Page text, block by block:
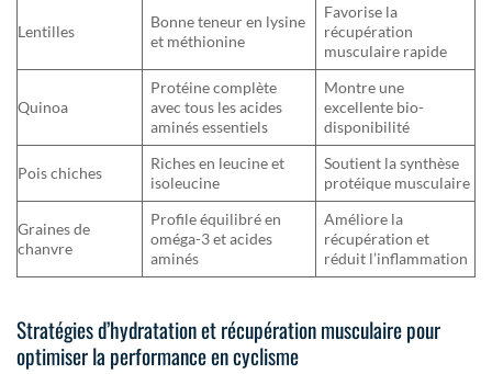
Lentilles
Bonne teneur en lysine
et méthionine
Favorise la
récupération
musculaire rapide
Quinoa
Protéine complète
avec tous les acides
aminés essentiels
Montre une
excellente bio-
disponibilité
Pois chiches
Riches en leucine et
isoleucine
Soutient la synthèse
protéique musculaire
Graines de
chanvre
Profile équilibré en
oméga-3 et acides
aminés
Améliore la
récupération et
réduit l’inflammation
Stratégies d’hydratation et récupération musculaire pour
optimiser la performance en cyclisme